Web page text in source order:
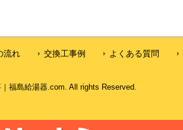
流れ 交換工事例 よくある質問
福島給湯器.com. All rights Reserved.